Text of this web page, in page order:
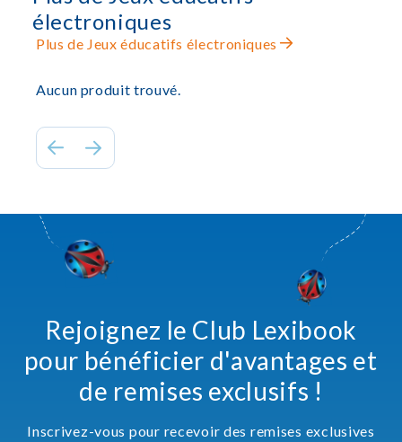
électroniques
Plus de Jeux éducatifs électroniques
Aucun produit trouvé.
Rejoignez le Club Lexibook
pour bénéficier d'avantages et
de remises exclusifs !
Inscrivez-vous pour recevoir des remises exclusives